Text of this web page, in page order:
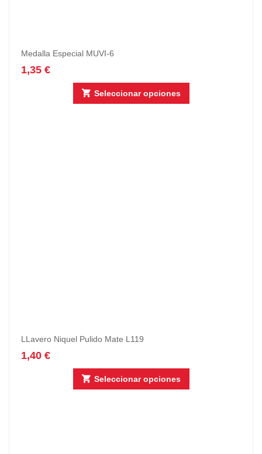
Medalla Especial MUVI-6
1,35 €
Seleccionar opciones
LLavero Niquel Pulido Mate L119
1,40 €
Seleccionar opciones